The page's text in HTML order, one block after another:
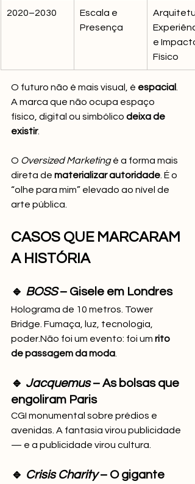
2020–2030
Escala e
Presença
e Impacto
Físico
O futuro não é mais visual, é espacial
A marca que não ocupa espaço
físico, digital ou simbólico deixa de
existir.
O Oversized Marketing é a forma mais
direta de materializar autoridade . É o
“olhe para mim” elevado ao nível de
arte pública.
CASOS QUE MARCARAM
A HISTÓRIA
🔹 BOSS – Gisele em Londres
Holograma de 10 metros. Tower
Bridge. Fumaça, luz, tecnologia,
poder.Não foi um evento: foi um rito
de passagem da moda
🔹 Jacquemus – As bolsas que
engoliram Paris
CGI monumental sobre prédios e
avenidas. A fantasia virou publicidade
— e a publicidade virou cultura.
🔹 Crisis Charity – O gigante